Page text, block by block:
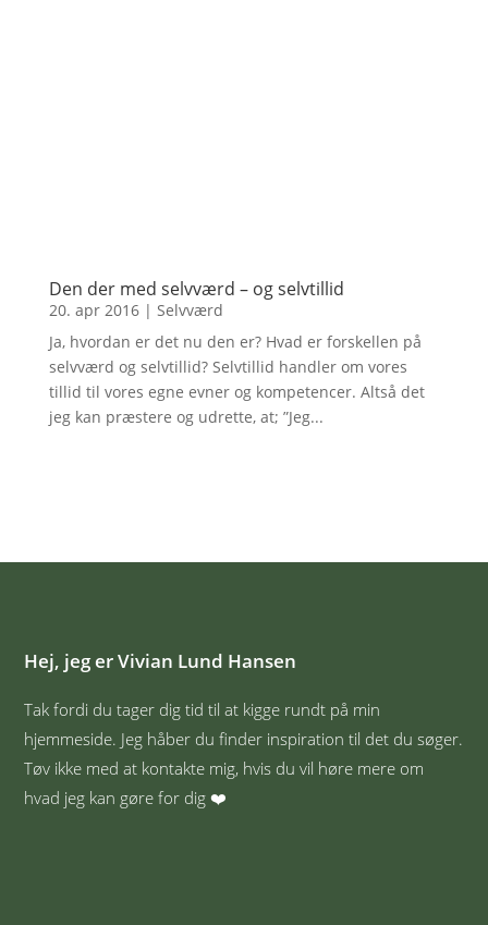
Den der med selvværd – og selvtillid
20. apr 2016| Selvværd
Ja, hvordan er det nu den er? Hvad er forskellen på
selvværd og selvtillid? Selvtillid handler om vores
tillid til vores egne evner og kompetencer. Altså det
jeg kan præstere og udrette, at; ”Jeg...
Hej, jeg er Vivian Lund Hansen
Tak fordi du tager dig tid til at kigge rundt på min
hjemmeside. Jeg håber du finder inspiration til det du søger.
Tøv ikke med at kontakte mig, hvis du vil høre mere om
hvad jeg kan gøre for dig ❤️